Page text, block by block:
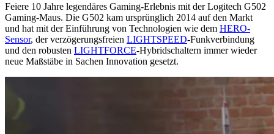
Feiere 10 Jahre legendäres Gaming-Erlebnis mit der Logitech G502
Gaming-Maus. Die G502 kam ursprünglich 2014 auf den Markt
und hat mit der Einführung von Technologien wie dem HERO-
Sensor, der verzögerungsfreien LIGHTSPEED-Funkverbindung
und den robusten LIGHTFORCE-Hybridschaltern immer wieder
neue Maßstäbe in Sachen Innovation gesetzt.